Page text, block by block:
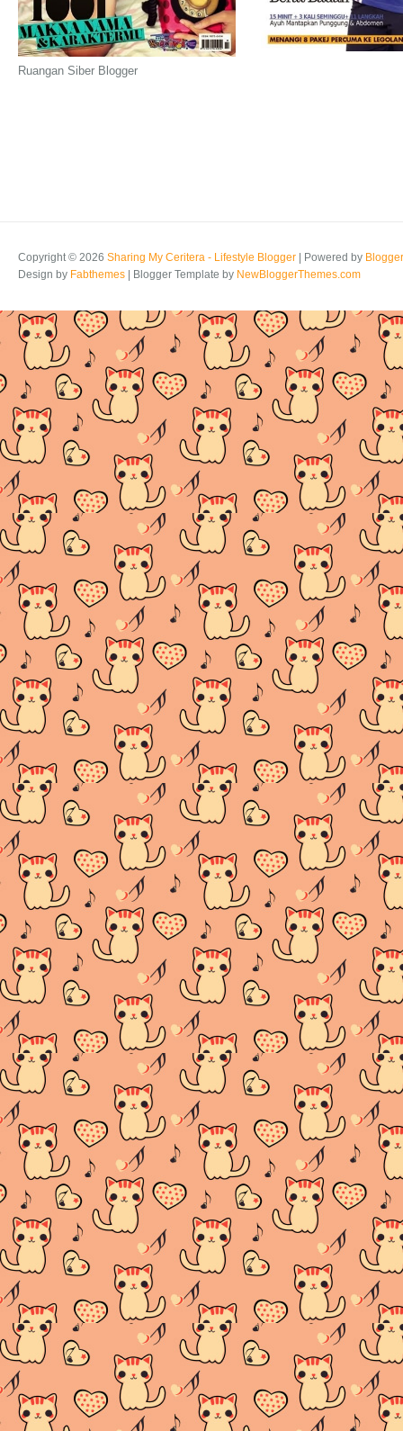
Ruangan Siber Blogger
Copyright © 2026 Sharing My Ceritera - Lifestyle Blogger | Powered by Blogger
Design by Fabthemes | Blogger Template by NewBloggerThemes.com